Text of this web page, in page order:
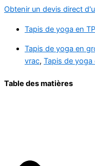
Obtenir un devis direct
Tapis de yoga en
Tapis de yoga en
vrac, Tapis de yoga
Table des matières